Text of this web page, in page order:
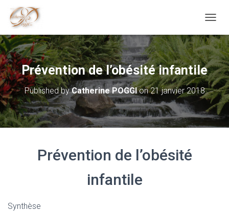
U
V
R
I
R
/
F
E
M
Prévention de l’obésité infantile
Published byCatherine POGGIon21 janvier 2018
Prévention de l’obésité
infantile
Synthèse